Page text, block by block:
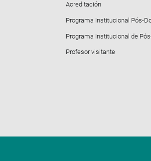
Acreditación
Programa Institucional Pós-
Programa Institucional de
Profesor visitante